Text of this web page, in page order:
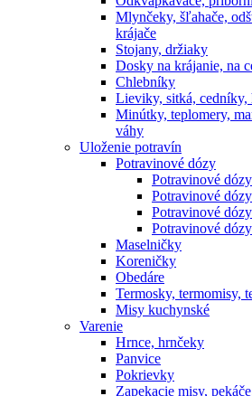
Mlynčeky, šľahače,
krájače
Stojany, držiaky
Dosky na krájanie, na
Chlebníky
Lieviky, sitká, cedníky,
Minútky, teplomery,
váhy
Uloženie potravín
Potravinové dózy
Potravinové
Potravinové
Potravinové
Potravinové
Maselničky
Koreničky
Obedáre
Termosky, termomisy,
Misy kuchynské
Varenie
Hrnce, hrnčeky
Panvice
Pokrievky
Zapekacie misy,